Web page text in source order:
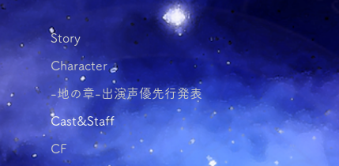
Story
Character
-地の章-出演声優先行発表
Cast&Staff
CF